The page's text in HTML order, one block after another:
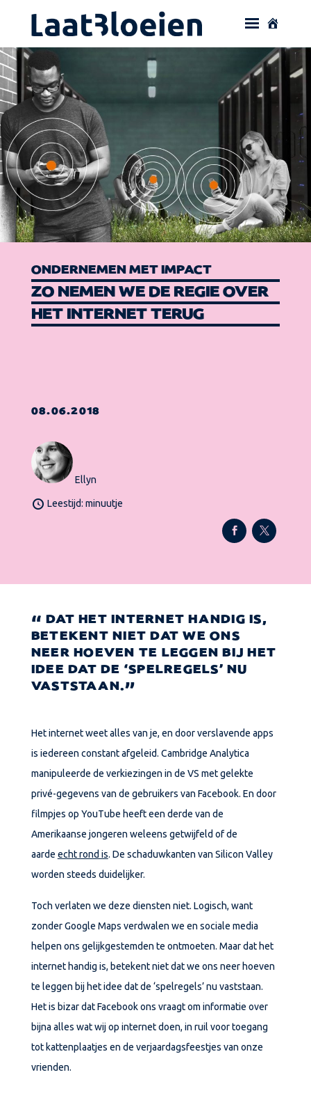
ONDERNEMEN MET IMPACT
ZO NEMEN WE DE REGIE OVER
HET INTERNET TERUG
08.06.2018
Ellyn
Leestijd: minuutje
DAT HET INTERNET HANDIG IS,
BETEKENT NIET DAT WE ONS
NEER HOEVEN TE LEGGEN BIJ HET
IDEE DAT DE ‘SPELREGELS’ NU
VASTSTAAN.
Het internet weet alles van je, en door verslavende apps
is iedereen constant afgeleid. Cambridge Analytica
manipuleerde de verkiezingen in de VS met gelekte
privé-gegevens van de gebruikers van Facebook. En door
filmpjes op YouTube heeft een derde van de
Amerikaanse jongeren weleens getwijfeld of de
aarde echt rond is. De schaduwkanten van Silicon Valley
worden steeds duidelijker.
Toch verlaten we deze diensten niet. Logisch, want
zonder Google Maps verdwalen we en sociale media
helpen ons gelijkgestemden te ontmoeten. Maar dat het
internet handig is, betekent niet dat we ons neer hoeven
te leggen bij het idee dat de ‘spelregels’ nu vaststaan.
Het is bizar dat Facebook ons vraagt om informatie over
bijna alles wat wij op internet doen, in ruil voor toegang
tot kattenplaatjes en de verjaardagsfeestjes van onze
vrienden.